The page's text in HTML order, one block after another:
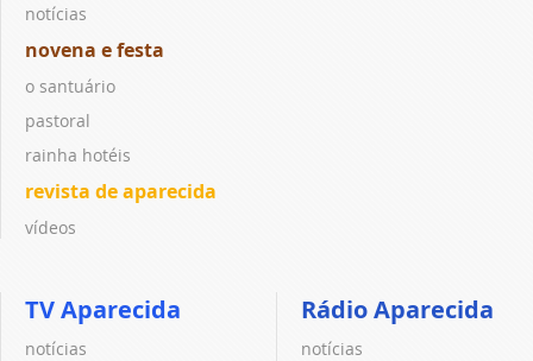
notícias
novena e festa
o santuário
pastoral
rainha hotéis
revista de aparecida
vídeos
TV Aparecida
notícias
Rádio Aparecida
notícias